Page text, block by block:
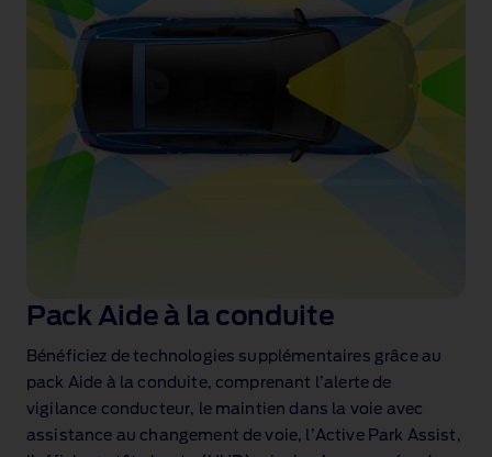
Pack Aide à la conduite
Bénéficiez de technologies supplémentaires grâce au
pack Aide à la conduite, comprenant l’alerte de
vigilance conducteur, le maintien dans la voie avec
assistance au changement de voie, l’Active Park Assist,